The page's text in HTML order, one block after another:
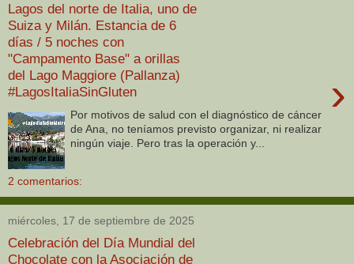
Lagos del norte de Italia, uno de
Suiza y Milán. Estancia de 6
días / 5 noches con
"Campamento Base" a orillas
del Lago Maggiore (Pallanza)
#LagosItaliaSinGluten
›
Por motivos de salud con el diagnóstico de cáncer
de Ana, no teníamos previsto organizar, ni realizar
ningún viaje. Pero tras la operación y...
2 comentarios:
miércoles, 17 de septiembre de 2025
Celebración del Día Mundial del
Chocolate con la Asociación de